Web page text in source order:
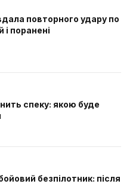
повторного удару по
і поранені
спеку: якою буде
безпілотник: після